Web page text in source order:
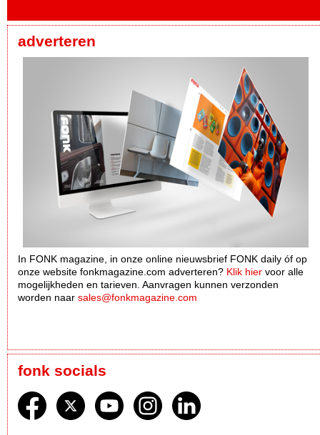
adverteren
In FONK magazine, in onze online nieuwsbrief FONK daily óf op
onze website fonkmagazine.com adverteren? Klik hier voor alle
mogelijkheden en tarieven. Aanvragen kunnen verzonden
worden naar sales@fonkmagazine.com
fonk socials